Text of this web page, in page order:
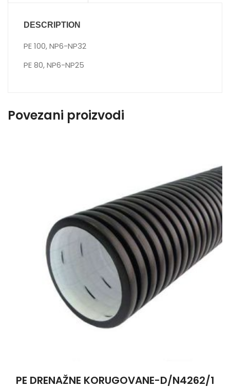
DESCRIPTION
PE 100, NP6-NP32
PE 80, NP6-NP25
Povezani proizvodi
PE DRENAŽNE KORUGOVANE-D/N4262/1